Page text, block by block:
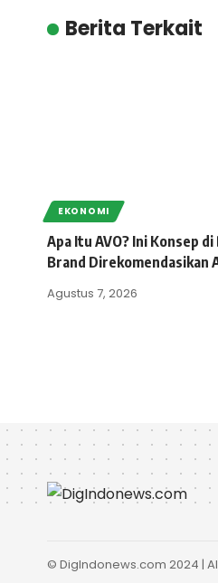
Berita Terkait
EKONOMI
Apa Itu AVO? Ini Konsep di
Brand Direkomendasikan
Agustus 7, 2026
© DigIndonews.com 2024 |